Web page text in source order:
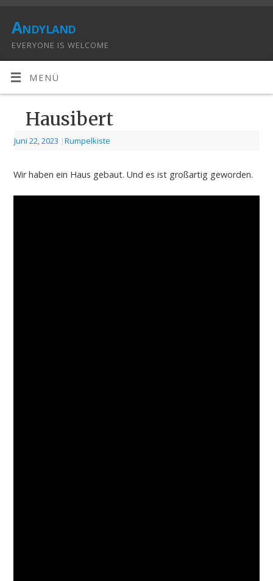
Andyland
EVERYONE IS WELCOME
MENÜ
Hausibert
Juni 22, 2023 |Rumpelkiste
Wir haben ein Haus gebaut. Und es ist großartig geworden.